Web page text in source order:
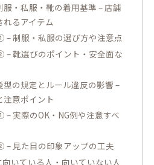
・私服・靴の着用基準 – 店舗
るアイテム
– 制服・私服の選び方や注意点
– 靴選びのポイント・安全面な
の規定とルール違反の影響 –
注意ポイント
– 実際のOK・NG例や注意すべ
– 見た目の印象アップの工夫
いている人・向いていない人